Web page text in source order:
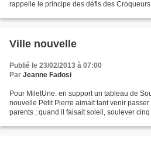
rappelle le principe des défis des
Ville nouvelle
Publié le 23/02/2013 à 07:00
Par Jeanne Fadosi
Pour MiletUne. en support un tableau de
nouvelle Petit Pierre aimait tant venir
parents ; quand il faisait soleil, soulever